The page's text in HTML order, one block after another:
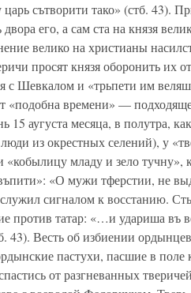
сътворити тако» (стб. 43).
его, а сам ста на князя
велико на христианы
просят князя оборонить их
с Шевкалом и «трьпети им
«подобна времени» —
15 аугуста месяца, в полутра,
из окрестных селений), у
«кобылицу младу и зело тучну»,
«О мужи тферстии, не
сигналом к восстанию.
против татар: «…и удариша въ
43). Весть об избиении
пастухи, пасшие в поле
от разгневанных